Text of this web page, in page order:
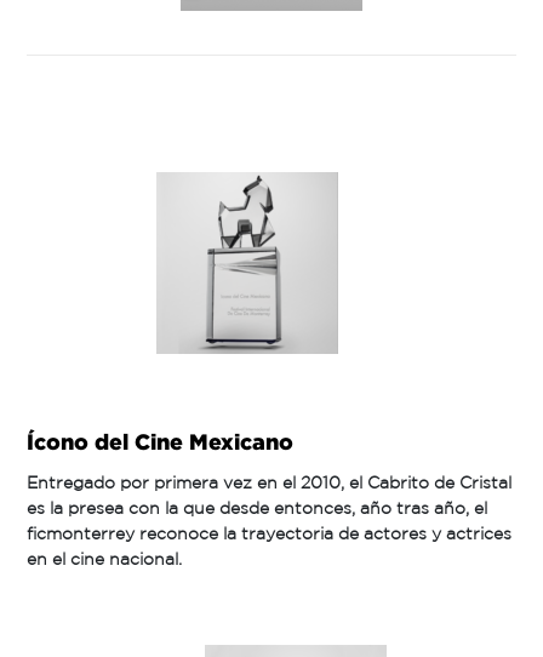
Ícono del Cine Mexicano
Entregado por primera vez en el 2010, el Cabrito de Cristal
es la presea con la que desde entonces, año tras año, el
ficmonterrey reconoce la trayectoria de actores y actrices
en el cine nacional.